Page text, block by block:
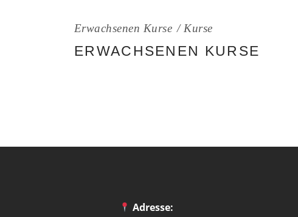
Erwachsenen Kurse Kurse
ERWACHSENEN KURSE
Adresse: